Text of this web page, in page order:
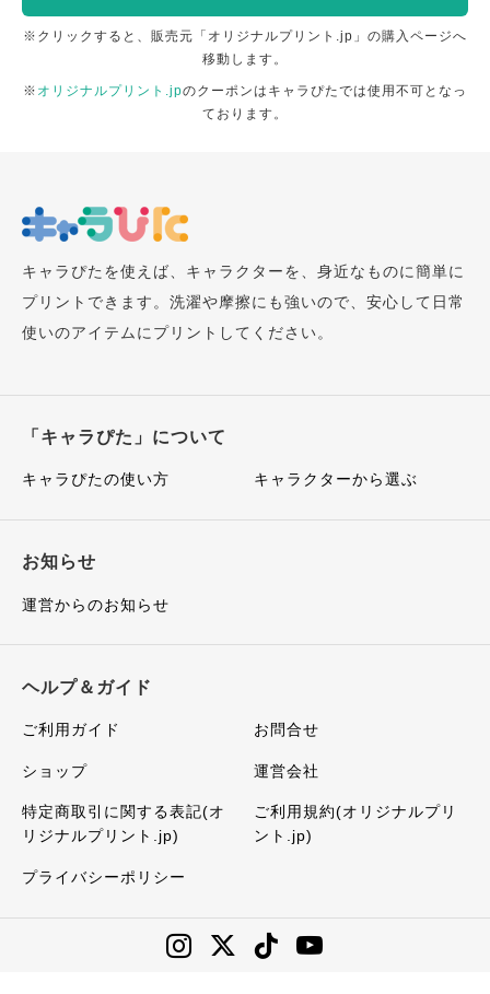
※クリックすると、販売元「オリジナルプリント.jp」の購入ページへ
移動します。
※ オリジナルプリント.jpのクーポンはキャラぴたでは使用不可となっ
ております。
キャラぴたを使えば、キャラクターを、身近なものに簡単に
プリントできます。洗濯や摩擦にも強いので、安心して日常
使いのアイテムにプリントしてください。
「キャラぴた」について
キャラぴたの使い方 キャラクターから選ぶ
お知らせ
運営からのお知らせ
ヘルプ＆ガイド
ご利用ガイド お問合せ
ショップ 運営会社
特定商取引に関する表記(オ
リジナルプリント.jp)
ご利用規約(オリジナルプリ
ント.jp)
プライバシーポリシー